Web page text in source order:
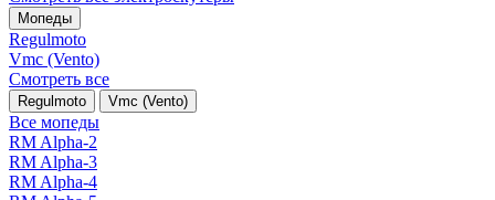
Мопеды
Regulmoto
Vmc (Vento)
Смотреть все
Regulmoto Vmc (Vento)
Все мопеды
RM Alpha-2
RM Alpha-3
RM Alpha-4